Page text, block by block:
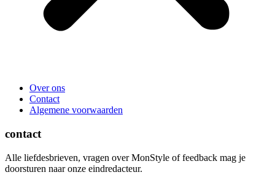
Over ons
Contact
Algemene voorwaarden
contact
Alle liefdesbrieven, vragen over MonStyle of feedback mag je
doorsturen naar onze eindredacteur.